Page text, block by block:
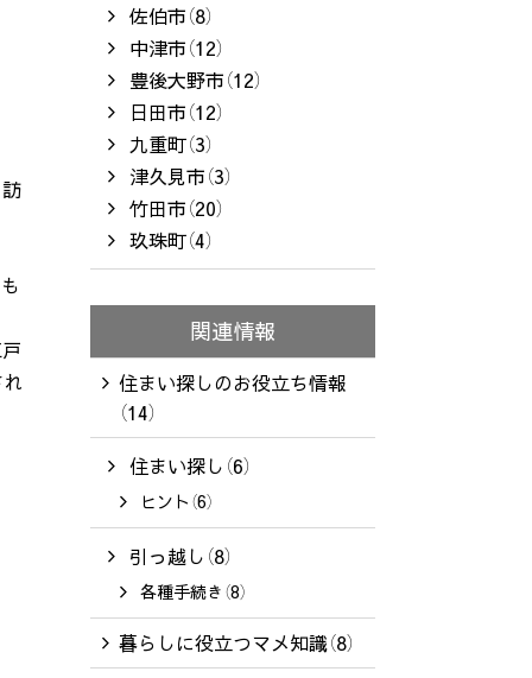
佐伯市（8）
中津市（12）
豊後大野市（12）
日田市（12）
九重町（3）
津久見市（3）
竹田市（20）
玖珠町（4）
関連情報
住まい探しのお役立ち情報
（14）
住まい探し（6）
ヒント（6）
引っ越し（8）
各種手続き（8）
暮らしに役立つマメ知識（8）